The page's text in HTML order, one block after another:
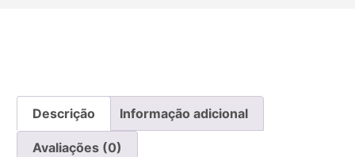
Descrição Informação adicional
Avaliações (0)